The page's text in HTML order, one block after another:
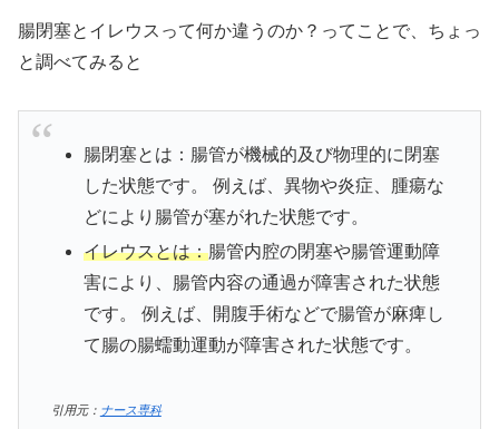
腸閉塞とイレウスって何か違うのか？ってことで、ちょっ
と調べてみると
腸閉塞とは：腸管が機械的及び物理的に閉塞
した状態です。 例えば、異物や炎症、腫瘍な
どにより腸管が塞がれた状態です。
イレウスとは：腸管内腔の閉塞や腸管運動障
害により、腸管内容の通過が障害された状態
です。 例えば、開腹手術などで腸管が麻痺し
て腸の腸蠕動運動が障害された状態です。
引用元： ナース専科